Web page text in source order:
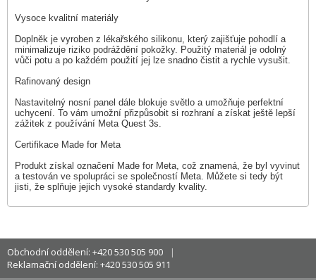
Vysoce kvalitní materiály
Doplněk je vyroben z lékařského silikonu, který zajišťuje pohodlí a
minimalizuje riziko podráždění pokožky. Použitý materiál je odolný
vůči potu a po každém použití jej lze snadno čistit a rychle vysušit.
Rafinovaný design
Nastavitelný nosní panel dále blokuje světlo a umožňuje perfektní
uchycení. To vám umožní přizpůsobit si rozhraní a získat ještě lepší
zážitek z používání Meta Quest 3s.
Certifikace Made for Meta
Produkt získal označení Made for Meta, což znamená, že byl vyvinut
a testován ve spolupráci se společností Meta. Můžete si tedy být
jisti, že splňuje jejich vysoké standardy kvality.
Obchodní oddělení: +420 530 505 900
Reklamační oddělení: +420 530 505 911